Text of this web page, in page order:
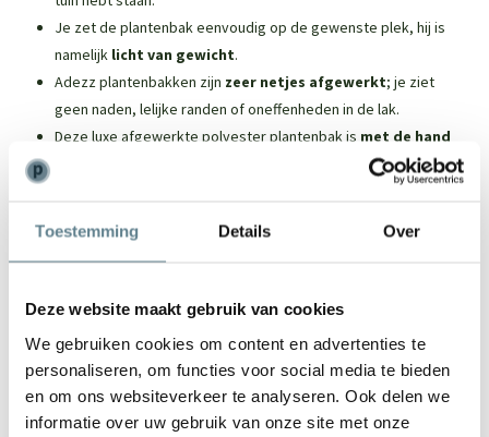
Toestemming Details Over
Deze website maakt gebruik van cookies
We gebruiken cookies om content en advertenties te
personaliseren, om functies voor social media te bieden
en om ons websiteverkeer te analyseren. Ook delen we
informatie over uw gebruik van onze site met onze
Je zet de plantenbak eenvoudig op de gewenste plek, hij is
namelijk licht van gewicht.
Adezz plantenbakken zijn zeer netjes afgewerkt; je ziet
geen naden, lelijke randen of oneffenheden in de lak.
Deze luxe afgewerkte polyester plantenbak is met de hand
De kwaliteit van Adezz plantenbakken
Alle polyester plantenbakken zijn
vorst- en regenbestendig
Dankzij hetEPS-isolatiemateriaal aan de binnenzijde zijn je
wortels beter beschermt en is de plantenbak nog steviger.